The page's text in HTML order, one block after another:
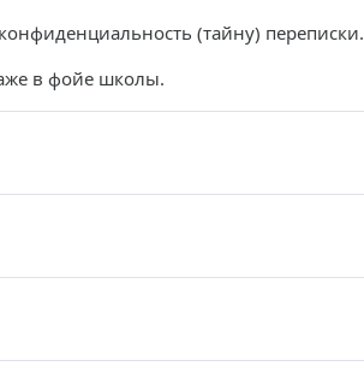
(тайну) переписки.
в фойе школы.